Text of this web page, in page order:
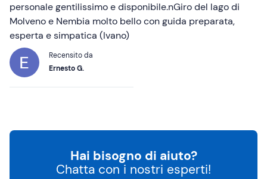
personale gentilissimo e disponibile.nGiro del lago di
Molveno e Nembia molto bello con guida preparata,
esperta e simpatica (Ivano)
Recensito da
Ernesto G.
Hai bisogno di aiuto?
Chatta con i nostri esperti!